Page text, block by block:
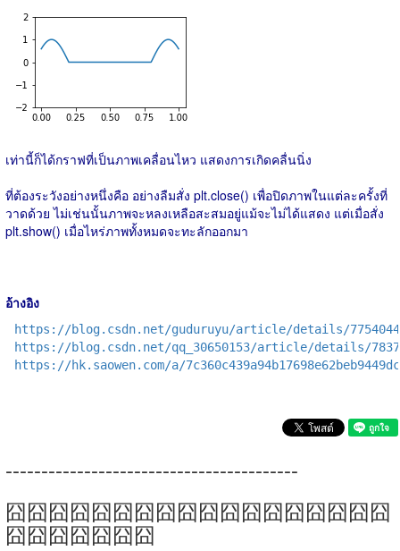
เท่านี้ก็ได้กราฟที่เป็นภาพเคลื่อนไหว แสดงการเกิดคลื่นนิ่ง
ที่ต้องระวังอย่างหนึ่งคือ อย่างลืมสั่ง plt.close() เพื่อปิดภาพในแต่ละครั้งที่
วาดด้วย ไม่เช่นนั้นภาพจะหลงเหลือสะสมอยู่แม้จะไม่ได้แสดง แต่เมื่อสั่ง
plt.show() เมื่อไหร่ภาพทั้งหมดจะทะลักออกมา
อ้างอิง
https://blog.csdn.net/guduruyu/article/details/
https://blog.csdn.net/qq_30650153/article/details/
https://hk.saowen.com/a/
-----------------------------------------
囧囧囧囧囧囧囧囧囧囧囧囧囧囧囧囧囧囧
囧囧囧囧囧囧囧